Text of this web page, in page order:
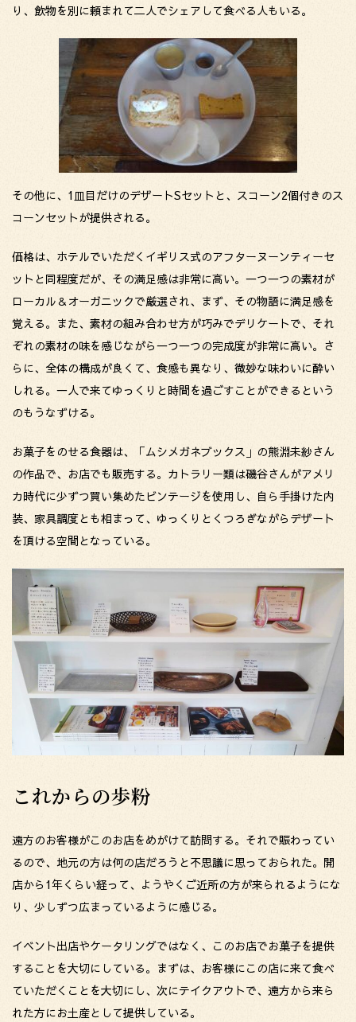
り、飲物を別に頼まれて二人でシェアして食べる人もいる。
その他に、1皿目だけのデザートSセットと、スコーン2個付きのス
コーンセットが提供される。
価格は、ホテルでいただくイギリス式のアフターヌーンティーセ
ットと同程度だが、その満足感は非常に高い。一つ一つの素材が
ローカル＆オーガニックで厳選され、まず、その物語に満足感を
覚える。また、素材の組み合わせ方が巧みでデリケートで、それ
ぞれの素材の味を感じながら一つ一つの完成度が非常に高い。さ
らに、全体の構成が良くて、食感も異なり、微妙な味わいに酔い
しれる。一人で来てゆっくりと時間を過ごすことができるという
のもうなずける。
お菓子をのせる食器は、「ムシメガネブックス」の熊淵未紗さん
の作品で、お店でも販売する。カトラリー類は磯谷さんがアメリ
カ時代に少ずつ買い集めたビンテージを使用し、自ら手掛けた内
装、家具調度とも相まって、ゆっくりとくつろぎながらデザート
を頂ける空間となっている。
これからの歩粉
遠方のお客様がこのお店をめがけて訪問する。それで賑わってい
るので、地元の方は何の店だろうと不思議に思っておられた。開
店から1年くらい経って、ようやくご近所の方が来られるようにな
り、少しずつ広まっているように感じる。
イベント出店やケータリングではなく、このお店でお菓子を提供
することを大切にしている。まずは、お客様にこの店に来て食べ
ていただくことを大切にし、次にテイクアウトで、遠方から来ら
れた方にお土産として提供している。